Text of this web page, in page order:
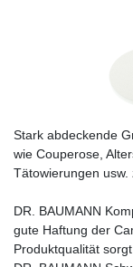
Stark abdeckende
wie Couperose,
Tätowierungen
DR. BAUMANN
gute Haftung der
Produktqualität